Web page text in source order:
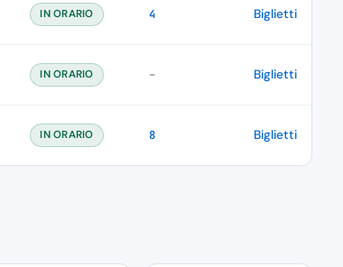
IN ORARIO 4 Biglietti
IN ORARIO - Biglietti
IN ORARIO 8 Biglietti